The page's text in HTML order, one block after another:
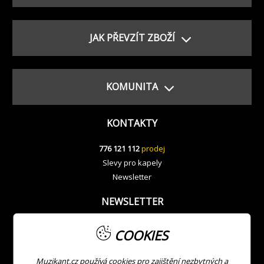
JAK PŘEVZÍT ZBOŽÍ
KOMUNITA
KONTAKTY
776 121 112prodej
Slevy pro kapely
Newsletter
NEWSLETTER
COOKIES
Muzikant.cz používá cookies pro zajištění nezbytných a